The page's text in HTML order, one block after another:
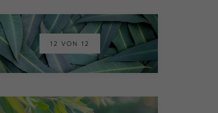
12 VON 12